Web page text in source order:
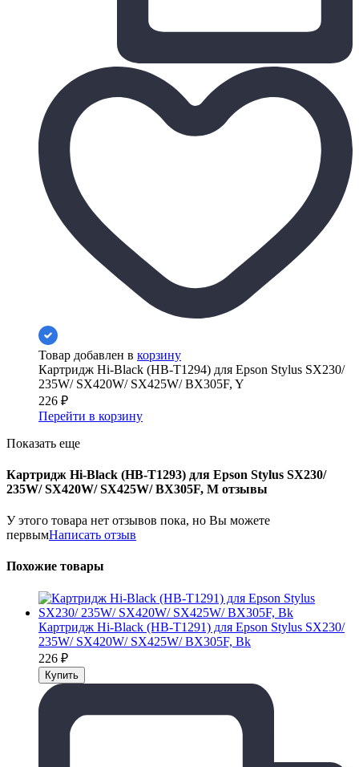
Товар добавлен в корзину
Картридж Hi-Black (HB-T1294) для Epson Stylus SX230/
235W/ SX420W/ SX425W/ BX305F, Y
226 ₽
Перейти в корзину
Показать еще
Картридж Hi-Black (HB-T1293) для Epson Stylus SX230/
235W/ SX420W/ SX425W/ BX305F, M отзывы
У этого товара нет отзывов пока, но Вы можете
первымНаписать отзыв
Похожие товары
Картридж Hi-Black (HB-T1291) для Epson Stylus SX230/
235W/ SX420W/ SX425W/ BX305F, Bk
226 ₽